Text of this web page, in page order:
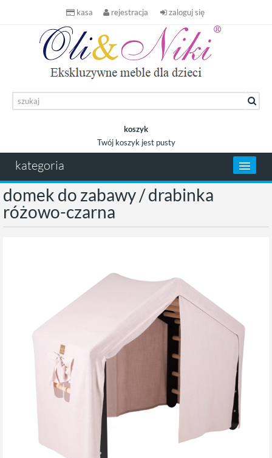
kasa rejestracja zaloguj się
koszyk
Twój koszyk jest pusty
kategoria
domek do zabawy / drabinka
różowo-czarna